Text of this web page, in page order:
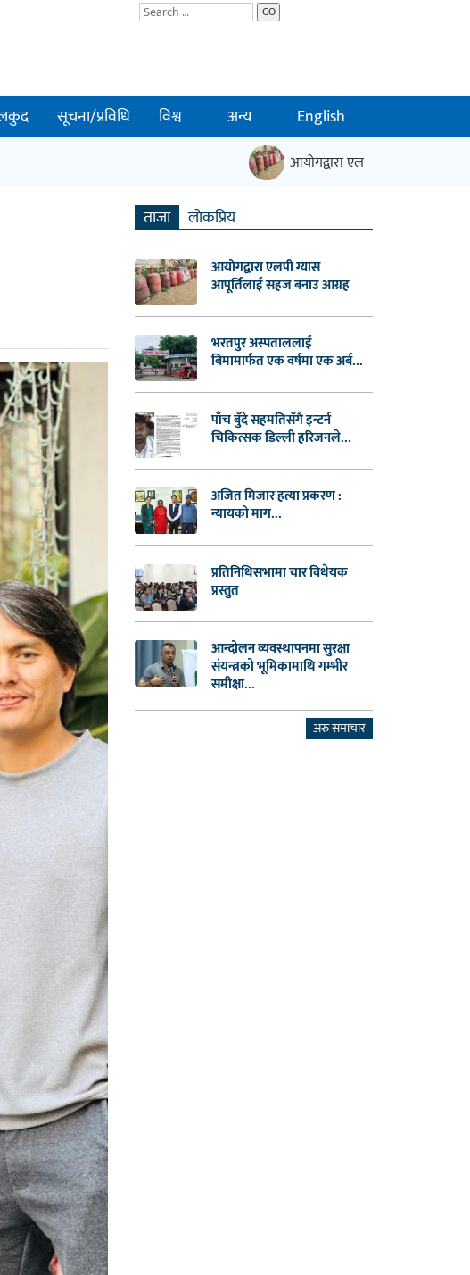
GO
सूचना/प्रविधि विश्व अन्य English
आयोगद्वारा एलपी ग्यास आपूर्तिलाई
ताजा लाेकप्रिय
आयोगद्वारा एलपी ग्यास
आपूर्तिलाई सहज बनाउ आग्रह
भरतपुर अस्पताललाई
बिमामार्फत एक वर्षमा एक अर्ब...
पाँच बुँदे सहमतिसँगै इन्टर्न
चिकित्सक डिल्ली हरिजनले...
अजित मिजार हत्या प्रकरण :
न्यायको माग...
प्रतिनिधिसभामा चार विधेयक
प्रस्तुत
आन्दोलन व्यवस्थापनमा सुरक्षा
संयन्त्रको भूमिकामाथि गम्भीर
समीक्षा...
अरु समाचार